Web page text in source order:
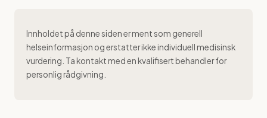
Innholdet på denne siden er ment som generell
helseinformasjon og erstatter ikke individuell medisinsk
vurdering. Ta kontakt med en kvalifisert behandler for
personlig rådgivning.